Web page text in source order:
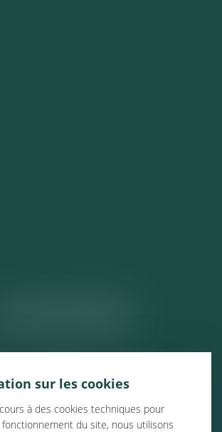
sur les cookies
à des cookies techniques pour
du site, nous utilisons